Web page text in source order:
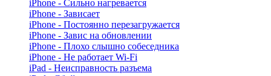
iPhone - Сильно нагревается
iPhone - Зависает
iPhone - Постоянно перезагружается
iPhone - Завис на обновлении
iPhone - Плохо слышно собеседника
iPhone - Не работает Wi-Fi
iPad - Неисправность разъема